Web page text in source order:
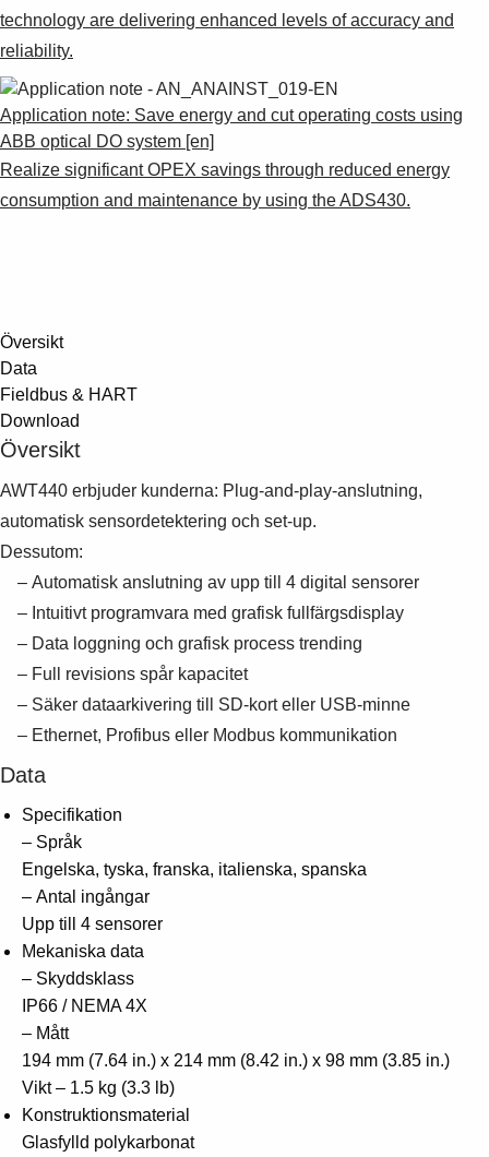
0
technology are delivering enhanced levels of accuracy and
reliability.
Application note: Save energy and cut operating costs using
ABB optical DO system [en]
Realize significant OPEX savings through reduced energy
consumption and maintenance by using the ADS430.
Översikt
Data
Fieldbus & HART
Download
Översikt
AWT440 erbjuder kunderna: Plug-and-play-anslutning,
automatisk sensordetektering och set-up.
Dessutom:
– Automatisk anslutning av upp till 4 digital sensorer
– Intuitivt programvara med grafisk fullfärgsdisplay
– Data loggning och grafisk process trending
– Full revisions spår kapacitet
– Säker dataarkivering till SD-kort eller USB-minne
– Ethernet, Profibus eller Modbus kommunikation
Data
Specifikation
– Språk
Engelska, tyska, franska, italienska, spanska
– Antal ingångar
Upp till 4 sensorer
Mekaniska data
– Skyddsklass
IP66 / NEMA 4X
– Mått
194 mm (7.64 in.) x 214 mm (8.42 in.) x 98 mm (3.85 in.)
Vikt – 1.5 kg (3.3 lb)
Konstruktionsmaterial
Glasfylld polykarbonat